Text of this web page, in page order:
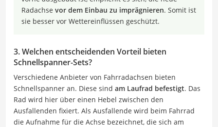
Radachse vor dem Einbau zu imprägnieren. Somit ist
sie besser vor Wettereinflüssen geschützt.
3. Welchen entscheidenden Vorteil bieten
Schnellspanner-Sets?
Verschiedene Anbieter von Fahrradachsen bieten
Schnellspanner an. Diese sind am Laufrad befestigt. Das
Rad wird hier über einen Hebel zwischen den
Ausfallenden fixiert. Als Ausfallende wird beim Fahrrad
die Aufnahme für die Achse bezeichnet, die sich am